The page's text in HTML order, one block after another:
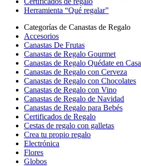
Herramienta “Qué regalar”
Categorías de Canastas de Regalo
Accesorios
Canastas De Frutas
Canastas de Regalo Gourmet
Canastas de Regalo Quédate en Casa
Canastas de Regalo con Cerveza
Canastas de Regalo con Chocolates
Canastas de Regalo con Vino
Canastas de Regalo de Navidad
Canastas de Regalo para Bebés
Certificados de Regalo
Cestas de regalo con galletas
Crea tu propio regalo
Electrónica
Flores
Globos